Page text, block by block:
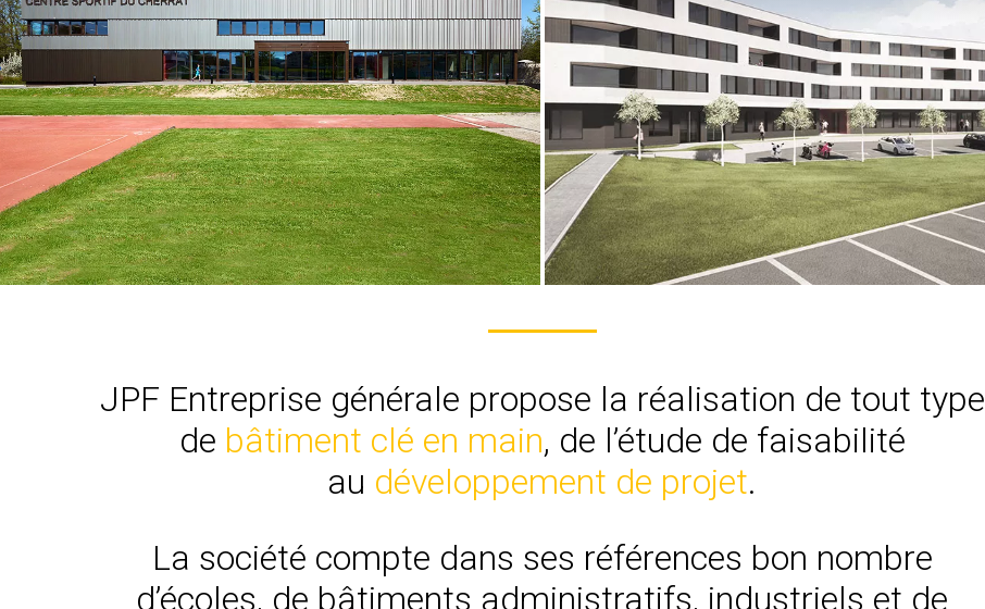
JPF Entreprise générale propose la réalisation de tout type
de bâtiment clé en main, de l’étude de faisabilité
au développement de projet.
La société compte dans ses références bon nombre
d’écoles, de bâtiments administratifs, industriels et de